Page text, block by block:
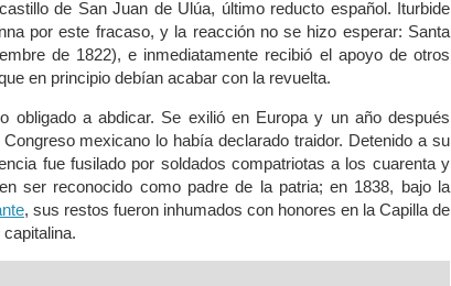
de San Juan de Ulúa, último reducto español. Iturbide
por este fracaso, y la reacción no se hizo esperar: Santa
de 1822), e inmediatamente recibió el apoyo de otros
en principio debían acabar con la revuelta.
obligado a abdicar. Se exilió en Europa y un año después
mexicano lo había declarado traidor. Detenido a su
fue fusilado por soldados compatriotas a los cuarenta y
ser reconocido como padre de la patria; en 1838, bajo la
, sus restos fueron inhumados con honores en la Capilla de